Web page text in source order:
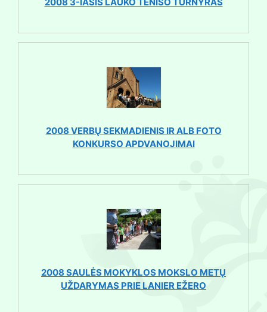
2008 VERBŲ SEKMADIENIS IR ALB FOTO
KONKURSO APDVANOJIMAI
2008 SAULĖS MOKYKLOS MOKSLO METŲ
UŽDARYMAS PRIE LANIER EŽERO